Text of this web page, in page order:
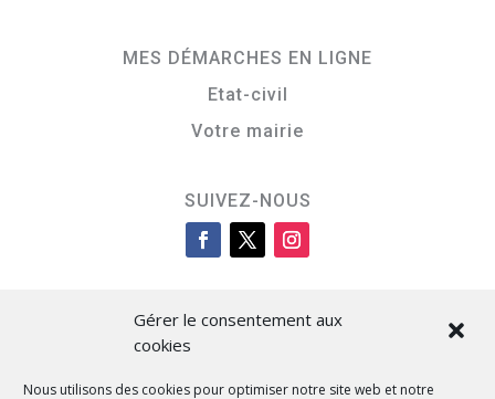
Gérer le consentement aux
cookies
Nous utilisons des cookies pour optimiser notre site web et notre
MES DÉMARCHES EN LIGNE
Etat-civil
Votre mairie
SUIVEZ-NOUS